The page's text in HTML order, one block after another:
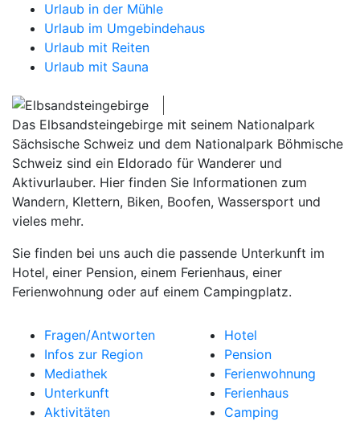
Urlaub in der Mühle
Urlaub im Umgebindehaus
Urlaub mit Reiten
Urlaub mit Sauna
Das Elbsandsteingebirge mit seinem Nationalpark
Sächsische Schweiz und dem Nationalpark Böhmische
Schweiz sind ein Eldorado für Wanderer und
Aktivurlauber. Hier finden Sie Informationen zum
Wandern, Klettern, Biken, Boofen, Wassersport und
vieles mehr.
Sie finden bei uns auch die passende Unterkunft im
Hotel, einer Pension, einem Ferienhaus, einer
Ferienwohnung oder auf einem Campingplatz.
Fragen/Antworten
Infos zur Region
Mediathek
Unterkunft
Aktivitäten
Hotel
Pension
Ferienwohnung
Ferienhaus
Camping